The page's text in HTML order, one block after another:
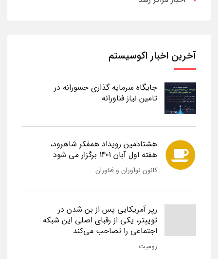
آخرین اخبار اکوسیستم
جایگاه سرمایه گذاری جسورانه در
تامین نیاز فناورانه
هشتادمین رویداد همفکر شاهرود،
هفته اول آبان 1401 برگزار می شود
کانون نوآوران و فناوران
رپر آمریکایی پس از بن شدن در
توییتر، یکی از رقبای اصلی این شبکه
اجتماعی را تصاحب می‌کند
زومیت